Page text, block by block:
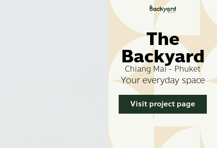
The
Backyard
Chiang Mai - Phuket
Your everyday space
Visit project page